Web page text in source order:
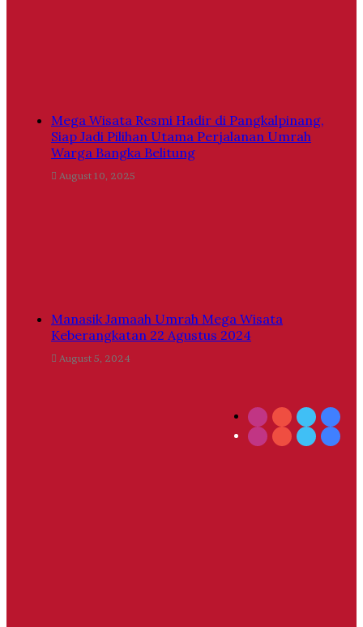
Mega Wisata Resmi Hadir di Pangkalpinang,
Siap Jadi Pilihan Utama Perjalanan Umrah
Warga Bangka Belitung
August 10, 2025
Manasik Jamaah Umrah Mega Wisata
Keberangkatan 22 Agustus 2024
August 5, 2024
Twitter
YouTube
Instagram
Twitter
YouTube
Instagram